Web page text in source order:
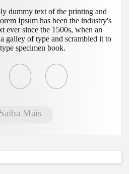
dummy text of the printing and
Ipsum has been the industry's
ever since the 1500s, when an
galley of type and scrambled it to
specimen book.
Saiba Mais